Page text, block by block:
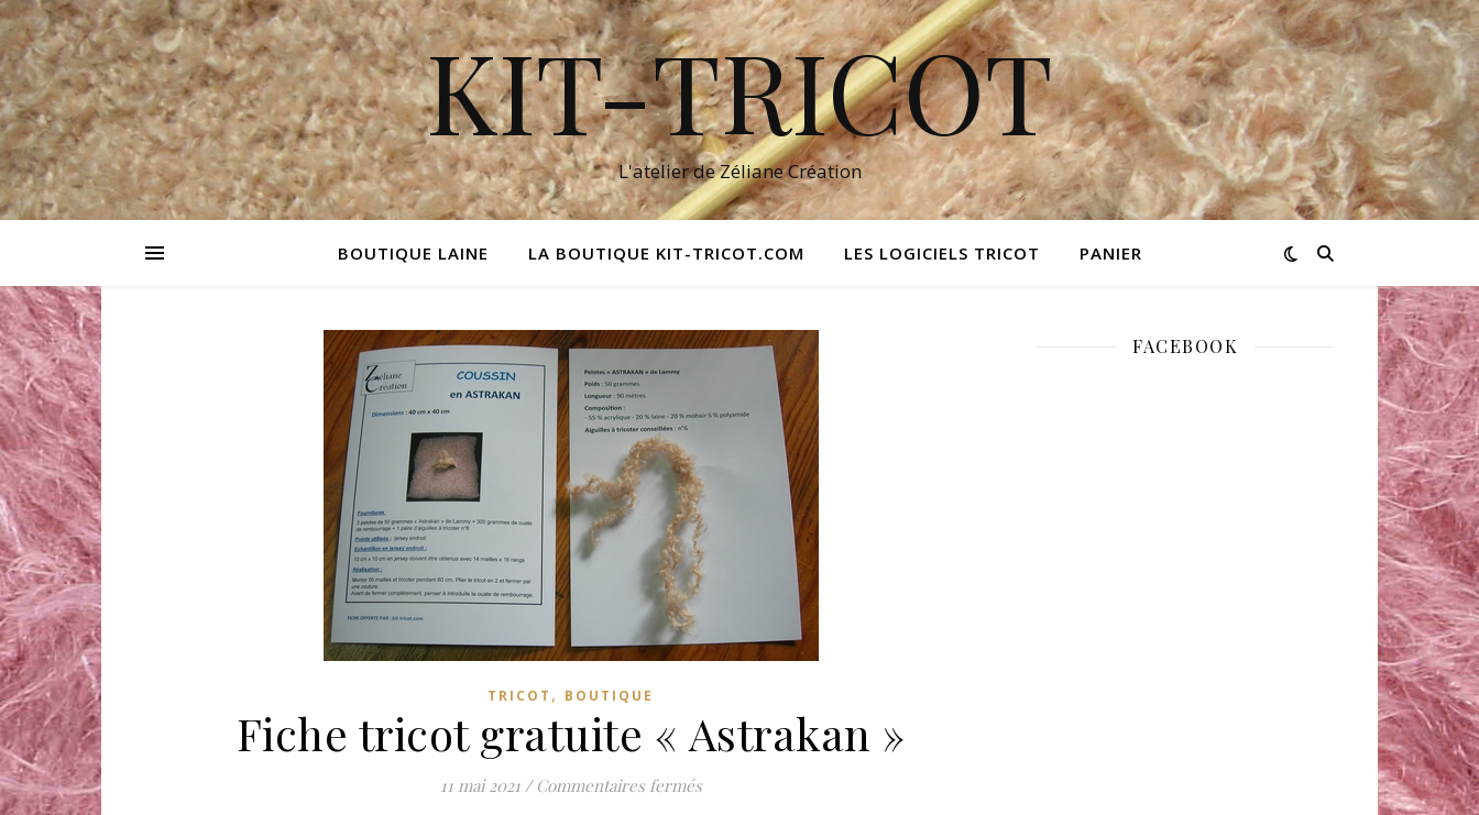
KIT-TRICOT
L'atelier de Zéliane Création
BOUTIQUE LAINE LA BOUTIQUE KIT-TRICOT.COM LES LOGICIELS TRICOT PANIER
TRICOT , BOUTIQUE
Fiche tricot gratuite « Astrakan »
11 mai 2021 / Commentaires ferméssur Fiche tricot gratuite « Astrakan »
FACEBOOK